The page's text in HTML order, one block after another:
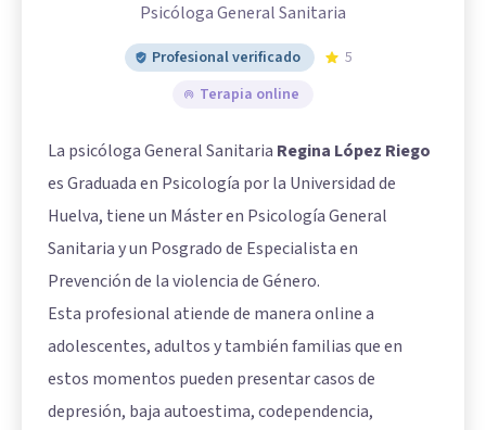
Psicóloga General Sanitaria
Profesional verificado
5
Terapia online
La psicóloga General Sanitaria Regina López Riego
es Graduada en Psicología por la Universidad de
Huelva, tiene un Máster en Psicología General
Sanitaria y un Posgrado de Especialista en
Prevención de la violencia de Género.
Esta profesional atiende de manera online a
adolescentes, adultos y también familias que en
estos momentos pueden presentar casos de
depresión, baja autoestima, codependencia,